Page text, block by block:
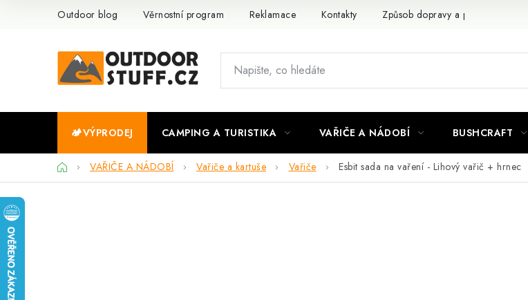
Outdoor blog Věrnostní program Reklamace Kontakty Způsob dopravy a platby
🏕️VÝPRODEJ CAMPING A TURISTIKA VAŘIČE A NÁDOBÍ BUSHCRAFT
DomůVAŘIČE A NÁDOBÍ Vařiče a kartuše Vařiče Esbit sada na vaření - Lihový vařič + hrnec